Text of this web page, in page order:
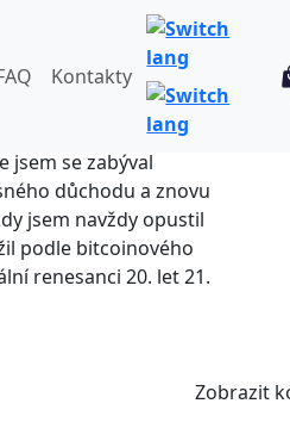
Kontakty
když jsem se dozvěděl o
jsem se zabýval
důchodu a znovu
jsem navždy opustil
podle bitcoinového
renesanci 20. let 21.
Zobrazit